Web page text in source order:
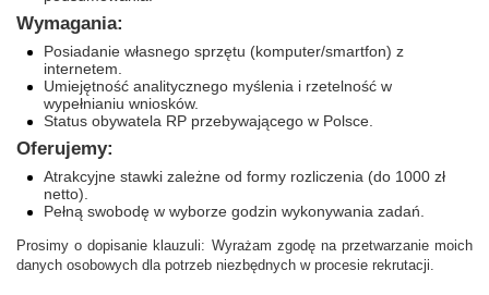
Wymagania:
Posiadanie własnego sprzętu (komputer/smartfon) z
internetem.
Umiejętność analitycznego myślenia i rzetelność w
wypełnianiu wniosków.
Status obywatela RP przebywającego w Polsce.
Oferujemy:
Atrakcyjne stawki zależne od formy rozliczenia (do 1000 zł
netto).
Pełną swobodę w wyborze godzin wykonywania zadań.
Prosimy o dopisanie klauzuli: Wyrażam zgodę na przetwarzanie moich
danych osobowych dla potrzeb niezbędnych w procesie rekrutacji.